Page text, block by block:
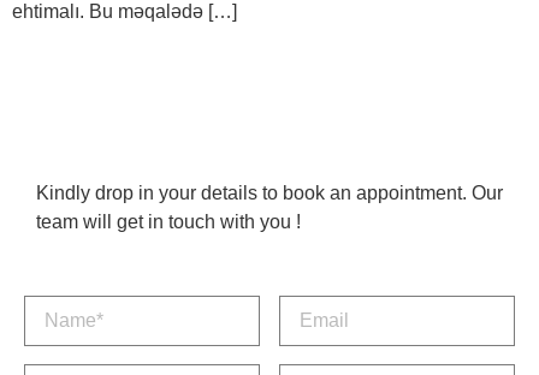
ehtimalı. Bu məqalədə […]
Kindly drop in your details to book an appointment. Our
team will get in touch with you !